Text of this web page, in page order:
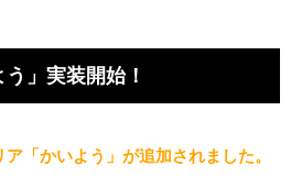
」実装開始！
「かいよう」が追加されました。